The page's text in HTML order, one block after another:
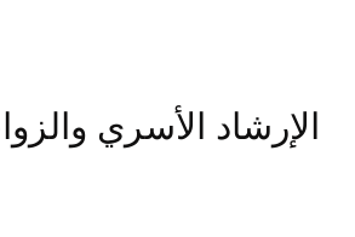
الإرشاد الأسري